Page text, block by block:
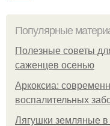
Популярные
Полезные советы
саженцев осенью
Аркоксиа:
воспалительных
Лягушки земляные в